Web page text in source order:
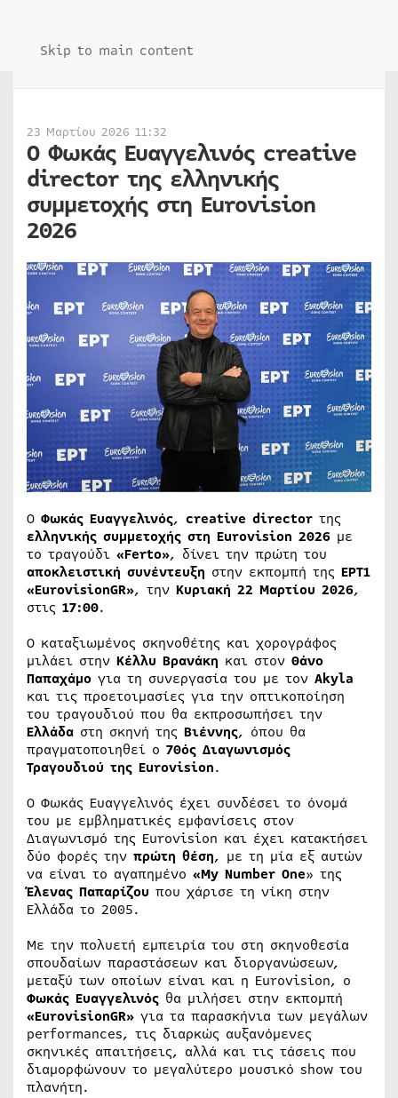
Skip to main content
23 Μαρτίου 2026 11:32
Ο Φωκάς Ευαγγελινός creative
director της ελληνικής
συμμετοχής στη Eurovision
2026
Ο Φωκάς Ευαγγελινός, creative director της
ελληνικής συμμετοχής στη Eurovision 2026 με
το τραγούδι «Ferto», δίνει την πρώτη του
αποκλειστική συνέντευξη στην εκπομπή της ΕΡΤ1
«EurovisionGR», την Κυριακή 22 Μαρτίου 2026,
στις 17:00.
Ο καταξιωμένος σκηνοθέτης και χορογράφος
μιλάει στην Κέλλυ Βρανάκη και στον Θάνο
Παπαχάμο για τη συνεργασία του με τον Akyla
και τις προετοιμασίες για την οπτικοποίηση
του τραγουδιού που θα εκπροσωπήσει την
Ελλάδα στη σκηνή της Βιέννης, όπου θα
πραγματοποιηθεί ο 70ός Διαγωνισμός
Τραγουδιού της Eurovision.
Ο Φωκάς Ευαγγελινός έχει συνδέσει το όνομά
του με εμβληματικές εμφανίσεις στον
Διαγωνισμό της Eurovision και έχει κατακτήσει
δύο φορές την πρώτη θέση, με τη μία εξ αυτών
να είναι το αγαπημένο «My Number One» της
Έλενας Παπαρίζου που χάρισε τη νίκη στην
Ελλάδα το 2005.
Με την πολυετή εμπειρία του στη σκηνοθεσία
σπουδαίων παραστάσεων και διοργανώσεων,
μεταξύ των οποίων είναι και η Eurovision, ο
Φωκάς Ευαγγελινός θα μιλήσει στην εκπομπή
«EurovisionGR» για τα παρασκήνια των μεγάλων
performances, τις διαρκώς αυξανόμενες
σκηνικές απαιτήσεις, αλλά και τις τάσεις που
διαμορφώνουν το μεγαλύτερο μουσικό show του
πλανήτη.